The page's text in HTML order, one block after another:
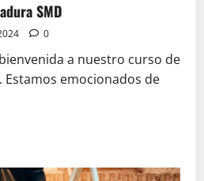
SMD
0
a nuestro curso de
Estamos emocionados de